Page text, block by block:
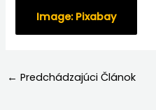
Image: Pixabay
← Predchádzajúci Článok